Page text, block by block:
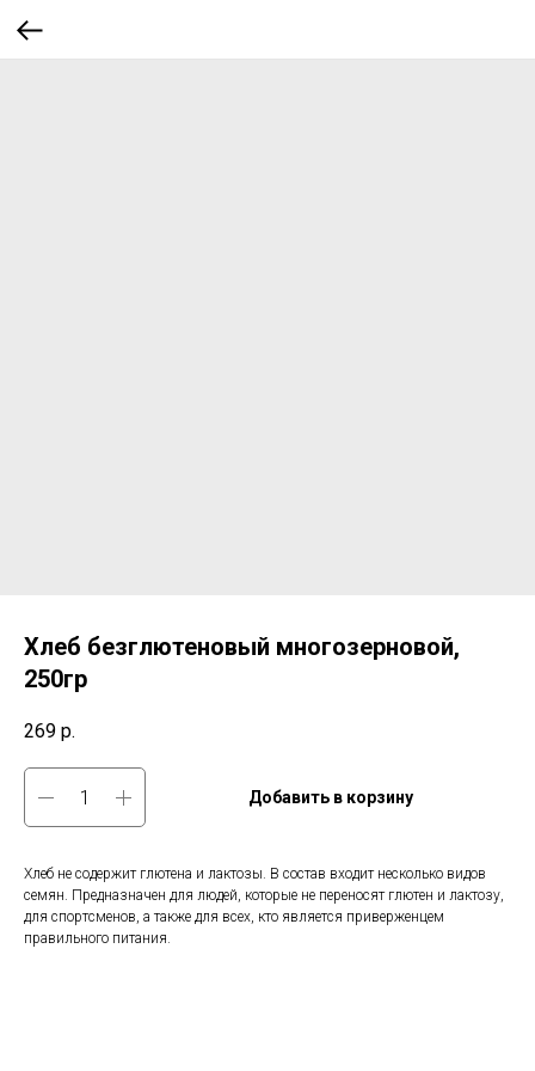
Хлеб безглютеновый многозерновой,
250гр
269 р.
Добавить в корзину
Хлеб не содержит глютена и лактозы. В состав входит несколько видов
семян. Предназначен для людей, которые не переносят глютен и лактозу,
для спортсменов, а также для всех, кто является приверженцем
правильного питания.